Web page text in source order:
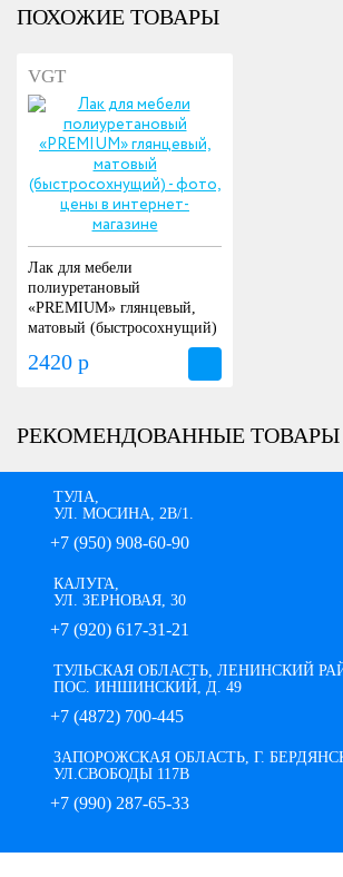
ПОХОЖИЕ ТОВАРЫ
VGT
Лак для мебели
полиуретановый
«PREMIUM» глянцевый,
матовый (быстросохнущий)
2420 р
РЕКОМЕНДОВАННЫЕ ТОВАРЫ
ТУЛА,
УЛ. МОСИНА, 2В/1.
+7 (950) 908-60-90
КАЛУГА,
УЛ. ЗЕРНОВАЯ, 30
+7 (920) 617-31-21
ТУЛЬСКАЯ ОБЛАСТЬ, ЛЕНИНСКИЙ
ПОС. ИНШИНСКИЙ, Д. 49
+7 (4872) 700-445
ЗАПОРОЖСКАЯ ОБЛАСТЬ, Г.
УЛ.СВОБОДЫ 117В
+7 (990) 287-65-33